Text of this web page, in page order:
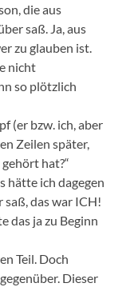
die aus
saß. Ja, aus
zu glauben ist.
nicht
so plötzlich
(er bzw. ich, aber
Zeilen später,
hat?“
hätte ich dagegen
saß, das war ICH!
das ja zu Beginn
Teil. Doch
Dieser